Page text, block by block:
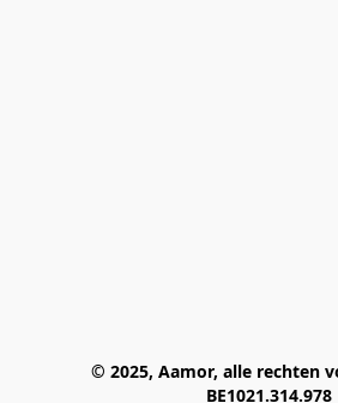
© 2025, Aamor, alle rechten
BE1021.314.978